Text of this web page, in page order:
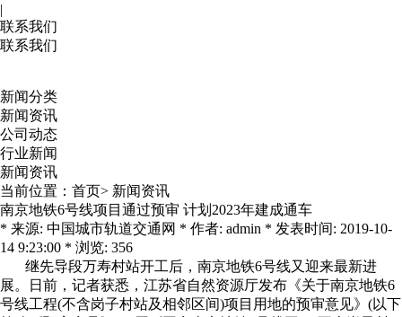
|
联系我们
联系我们
新闻分类
新闻资讯
公司动态
行业新闻
新闻资讯
当前位置： 首页> 新闻资讯
南京地铁6号线项目通过预审 计划2023年建成通车
* 来源: 中国城市轨道交通网 * 作者: admin * 发表时间: 2019-10-
14 9:23:00 * 浏览: 356
继先导段万寿村站开工后，南京地铁6号线又迎来最新进
展。日前，记者获悉，江苏省自然资源厅发布《关于南京地铁6
号线工程(不含岗子村站及相邻区间)项目用地的预审意见》(以下